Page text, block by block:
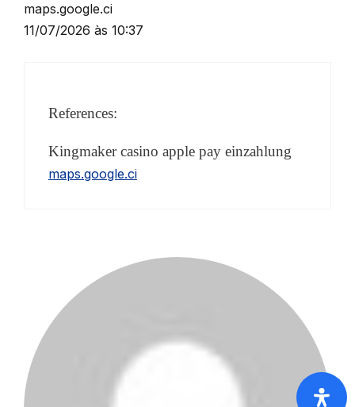
maps.google.ci
11/07/2026 às 10:37
References:
Kingmaker casino apple pay einzahlung
maps.google.ci